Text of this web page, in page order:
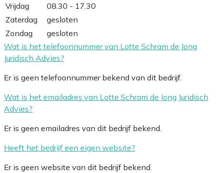
Vrijdag
08.30 - 17.30
Zaterdag
gesloten
Zondag
gesloten
Wat is het telefoonnummer van Lotte Schram de Jong
Juridisch Advies?
Er is geen telefoonnummer bekend van dit bedrijf.
Wat is het emailadres van Lotte Schram de Jong Juridisch
Advies?
Er is geen emailadres van dit bedrijf bekend.
Heeft het bedrijf een eigen website?
Er is geen website van dit bedrijf bekend.